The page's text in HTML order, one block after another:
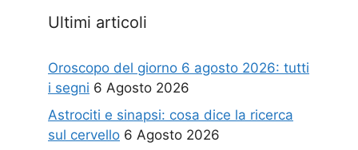
Ultimi articoli
Oroscopo del giorno 6 agosto 2026: tutti
i segni 6 Agosto 2026
Astrociti e sinapsi: cosa dice la ricerca
sul cervello 6 Agosto 2026